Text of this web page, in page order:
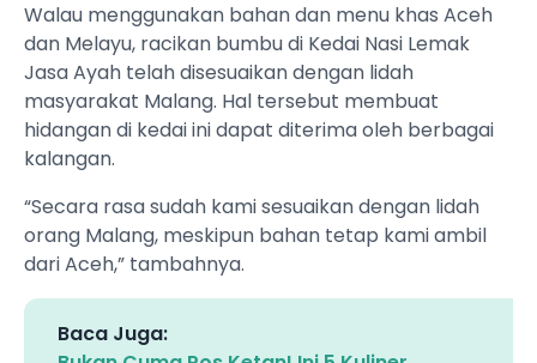
Walau menggunakan bahan dan menu khas Aceh
dan Melayu, racikan bumbu di Kedai Nasi Lemak
Jasa Ayah telah disesuaikan dengan lidah
masyarakat Malang. Hal tersebut membuat
hidangan di kedai ini dapat diterima oleh berbagai
kalangan.
“Secara rasa sudah kami sesuaikan dengan lidah
orang Malang, meskipun bahan tetap kami ambil
dari Aceh,” tambahnya.
Baca Juga: